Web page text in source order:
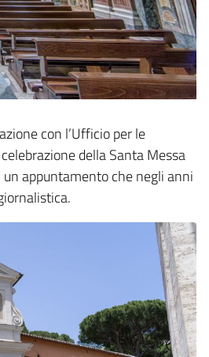
con l’Ufficio per le
della Santa Messa
appuntamento che negli anni